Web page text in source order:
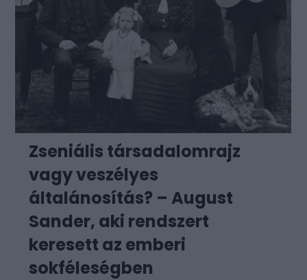
Zseniális társadalomrajz
vagy veszélyes
általánosítás? – August
Sander, aki rendszert
keresett az emberi
sokféleségben